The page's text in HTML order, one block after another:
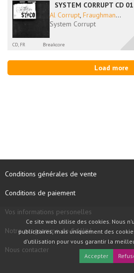
SYSTEM CORRUPT CD 01
Al Corrupt, Fraughman...
System Corrupt
CD, FR Breakcore
Load more
Conditions générales de vente
Conditions de paiement
Vos informations personelles
Notre programme de fidélité
Nous contacter
Ce site web utilise des cookies. Nous
publicitaires, mais uniquement des
d'utilisation pour vous garantir la
Accepter